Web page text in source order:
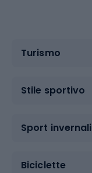
Turismo
Stile sportivo
Sport invernali
Biciclette